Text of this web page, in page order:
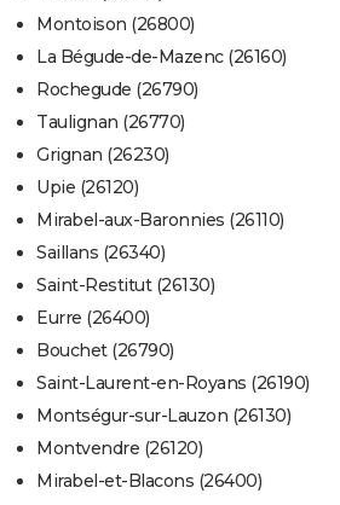
Montoison (26800)
La Bégude-de-Mazenc (26160)
Rochegude (26790)
Taulignan (26770)
Grignan (26230)
Upie (26120)
Mirabel-aux-Baronnies (26110)
Saillans (26340)
Saint-Restitut (26130)
Eurre (26400)
Bouchet (26790)
Saint-Laurent-en-Royans (26190)
Montségur-sur-Lauzon (26130)
Montvendre (26120)
Mirabel-et-Blacons (26400)